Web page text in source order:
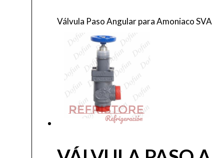
Válvula Paso Angular para Amoniaco